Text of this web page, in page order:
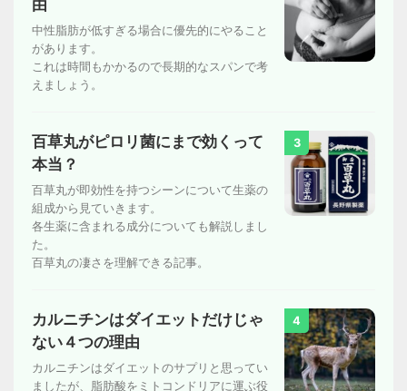
由
中性脂肪が低すぎる場合に優先的にやること
があります。
これは時間もかかるので長期的なスパンで考
えましょう。
3
百草丸がピロリ菌にまで効くって
本当？
百草丸が即効性を持つシーンについて生薬の
組成から見ていきます。
各生薬に含まれる成分についても解説しまし
た。
百草丸の凄さを理解できる記事。
4
カルニチンはダイエットだけじゃ
ない４つの理由
カルニチンはダイエットのサプリと思ってい
ましたが、脂肪酸をミトコンドリアに運ぶ役